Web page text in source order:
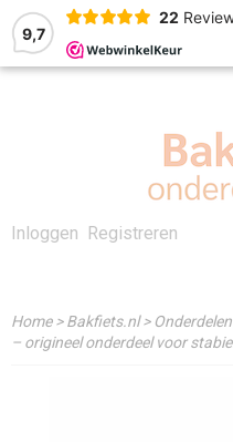
9,7
22
Inloggen Registreren
Home>Bakfiets.nl> Onderdelen
– origineel onderdeel voor